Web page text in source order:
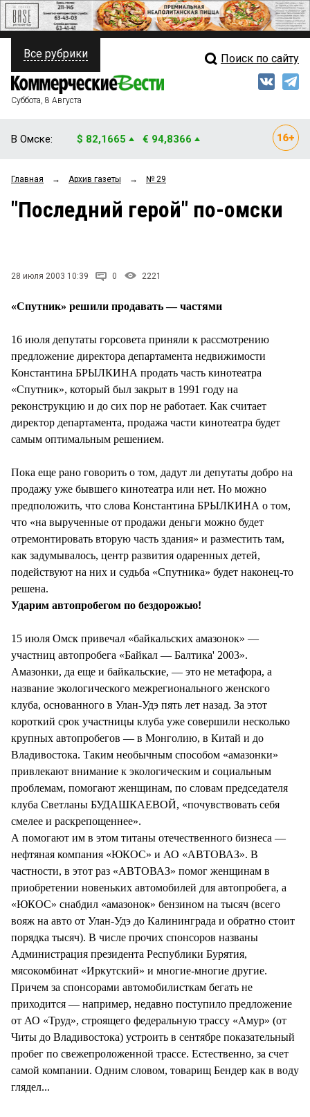
ПОЛИТИКА
ФИНАНСЫ
ОБЩЕСТВО
ЗАКОН
ПРОИСШЕСТВИЯ
СТИЛЬ ЖИЗНИ
Свежий выпуск
Рейтинги
Все рубрики Поиск по сайту
Суббота, 8 Августа
В Омске: $ 82,1665 € 94,8366
Главная → Архив газеты → № 29
"Последний герой" по-омски
28 июля 2003 10:39 0 2221
«Спутник» решили продавать — частями
16 июля депутаты горсовета приняли к рассмотрению
предложение директора департамента недвижимости
Константина БРЫЛКИНА продать часть кинотеатра
«Спутник», который был закрыт в 1991 году на
реконструкцию и до сих пор не работает. Как считает
директор департамента, продажа части кинотеатра будет
самым оптимальным решением.
Пока еще рано говорить о том, дадут ли депутаты добро на
продажу уже бывшего кинотеатра или нет. Но можно
предположить, что слова Константина БРЫЛКИНА о том,
что «на вырученные от продажи деньги можно будет
отремонтировать вторую часть здания» и разместить там,
как задумывалось, центр развития одаренных детей,
подействуют на них и судьба «Спутника» будет наконец-то
решена.
Ударим автопробегом по бездорожью!
15 июля Омск привечал «байкальских амазонок» —
участниц автопробега «Байкал — Балтика' 2003».
Амазонки, да еще и байкальские, — это не метафора, а
название экологического межрегионального женского
клуба, основанного в Улан-Удэ пять лет назад. За этот
короткий срок участницы клуба уже совершили несколько
крупных автопробегов — в Монголию, в Китай и до
Владивостока. Таким необычным способом «амазонки»
привлекают внимание к экологическим и социальным
проблемам, помогают женщинам, по словам председателя
клуба Светланы БУДАШКАЕВОЙ, «почувствовать себя
смелее и раскрепощеннее».
А помогают им в этом титаны отечественного бизнеса —
нефтяная компания «ЮКОС» и АО «АВТОВАЗ». В
частности, в этот раз «АВТОВАЗ» помог женщинам в
приобретении новеньких автомобилей для автопробега, а
«ЮКОС» снабдил «амазонок» бензином на тысяч (всего
вояж на авто от Улан-Удэ до Калининграда и обратно стоит
порядка тысяч). В числе прочих спонсоров названы
Администрация президента Республики Бурятия,
мясокомбинат «Иркутский» и многие-многие другие.
Причем за спонсорами автомобилисткам бегать не
приходится — например, недавно поступило предложение
от АО «Труд», строящего федеральную трассу «Амур» (от
Читы до Владивостока) устроить в сентябре показательный
пробег по свежепроложенной трассе. Естественно, за счет
самой компании. Одним словом, товарищ Бендер как в воду
глядел...